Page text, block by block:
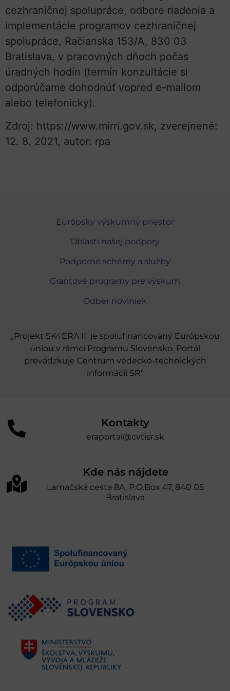
cezhraničnej spolupráce, odbore riadenia a
implementácie programov cezhraničnej
spolupráce, Račianska 153/A, 830 03
Bratislava, v pracovných dňoch počas
úradných hodín (termín konzultácie si
odporúčame dohodnúť vopred e-mailom
alebo telefonicky).
Zdroj: https://www.mirri.gov.sk, zverejnené:
12. 8. 2021, autor: rpa
Európsky výskumný priestor
Oblasti našej podpory
Podporné schémy a služby
Grantové programy pre výskum
Odber noviniek
„Projekt SK4ERA II je spolufinancovaný Európskou
úniou v rámci Programu Slovensko. Portál
prevádzkuje Centrum vedecko-technických
informácií SR“
Kontakty
eraportal@cvtisr.sk
Kde nás nájdete
Lamačská cesta 8A, P.O.Box 47, 840 05
Bratislava